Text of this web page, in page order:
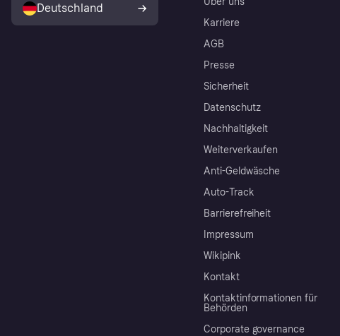
Karriere
AGB
Presse
Sicherheit
Datenschutz
Nachhaltigkeit
Weiterverkaufen
Anti-Geldwäsche
Auto-Track
Barrierefreiheit
Impressum
Wikipink
Kontakt
Kontaktinformationen für
Behörden
Corporate governance
Deutschland